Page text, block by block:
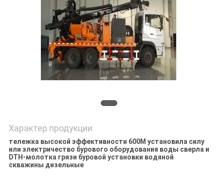
Характер продукции
тележка высокой эффективности 600M установила силу
или электричество бурового оборудования воды сверла и
DTH-молотка грязи буровой установки водяной
скважины дизельные